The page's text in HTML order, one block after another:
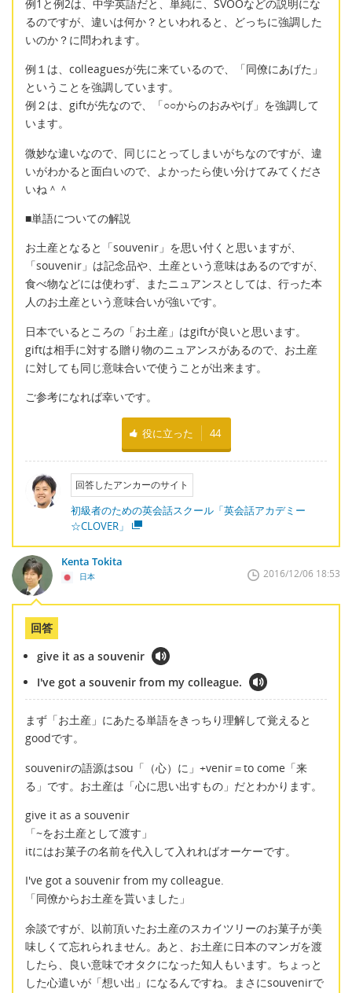
例1と例2は、中学英語だと、単純に、SVOOなどの説明にな
るのですが、違いは何か？といわれると、どっちに強調した
いのか？に問われます。
例１は、colleaguesが先に来ているので、「同僚にあげた」
ということを強調しています。
例２は、giftが先なので、「○○からのおみやげ」を強調して
います。
微妙な違いなので、同じにとってしまいがちなのですが、違
いがわかると面白いので、よかったら使い分けてみてくださ
いね＾＾
■単語についての解説
お土産となると「souvenir」を思い付くと思いますが、
「souvenir」は記念品や、土産という意味はあるのですが、
食べ物などには使わず、またニュアンスとしては、行った本
人のお土産という意味合いが強いです。
日本でいるところの「お土産」はgiftが良いと思います。
giftは相手に対する贈り物のニュアンスがあるので、お土産
に対しても同じ意味合いで使うことが出来ます。
ご参考になれば幸いです。
役に立った 44
回答したアンカーのサイト
初級者のための英会話スクール「英会話アカデミー
☆CLOVER」
Kenta Tokita
日本 2016/12/06 18:53
回答
give it as a souvenir
I've got a souvenir from my colleague.
まず「お土産」にあたる単語をきっちり理解して覚えると
goodです。
souvenirの語源はsou「（心）に」+venir＝to come「来
る」です。お土産は「心に思い出すもの」だとわかります。
give it as a souvenir
「~をお土産として渡す」
itにはお菓子の名前を代入して入れればオーケーです。
I've got a souvenir from my colleague.
「同僚からお土産を貰いました」
余談ですが、以前頂いたお土産のスカイツリーのお菓子が美
味しくて忘れられません。あと、お土産に日本のマンガを渡
したら、良い意味でオタクになった知人もいます。ちょっと
した心遣いが「想い出」になるんですね。まさにsouvenirで